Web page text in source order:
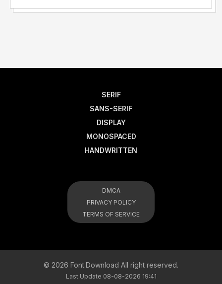
SERIF
SANS-SERIF
DISPLAY
MONOSPACED
HANDWRITTEN
DMCA
PRIVACY POLICY
TERMS OF SERVICE
© 2026 Font.Download All right reserved.
Last Update 08-08-2026 19:41